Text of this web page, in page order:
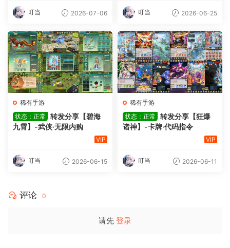
叮当 2026-07-06 叮当 2026-06-25
稀有手游
状态：正常
转发分享【碧海
九霄】-武侠·无限内购
VIP
叮当 2026-06-15
稀有手游
状态：正常
转发分享【狂爆
诸神】-卡牌·代码指令
VIP
叮当 2026-06-11
评论 0
请先 登录